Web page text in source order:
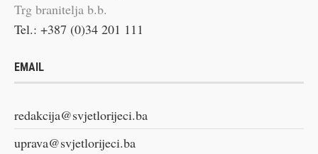
Trg branitelja b.b.
Tel.: +387 (0)34 201 111
EMAIL
redakcija@svjetlorijeci.ba
uprava@svjetlorijeci.ba